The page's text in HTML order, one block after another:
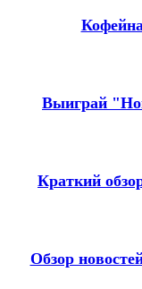
Выиграй
Краткий
Обзор